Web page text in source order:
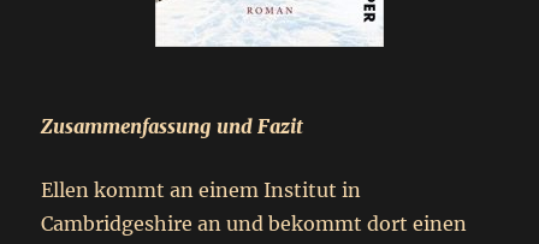
Zusammenfassung und Fazit
Ellen kommt an einem Institut in
Cambridgeshire an und bekommt dort einen